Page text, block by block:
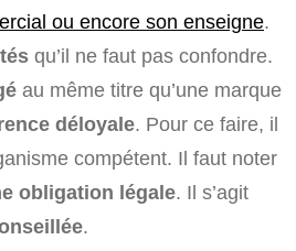
ou encore son enseigne.
qu’il ne faut pas confondre.
au même titre qu’une marque
déloyale. Pour ce faire, il
compétent. Il faut noter
obligation légale. Il s’agit
.